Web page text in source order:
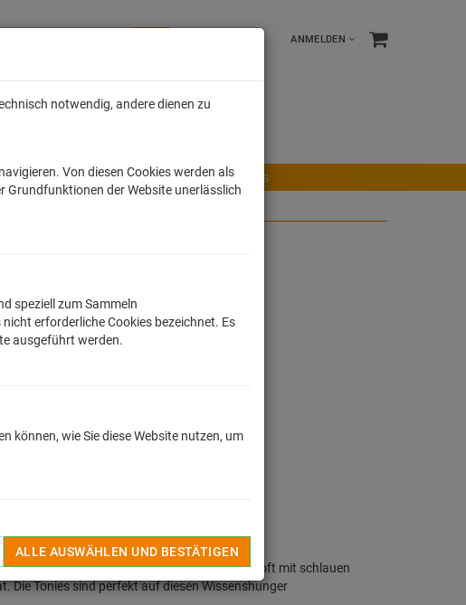
ANMELDEN
mit der Maus Ravensburger Spiele Tonies
Sonne schon brennt? Kinder verblüffen uns oft mit schlauen
Die Tonies sind perfekt auf diesen Wissenshunger
notwendig, andere dienen zu
Von diesen Cookies werden als
Grundfunktionen der Website unerlässlich
speziell zum Sammeln
erforderliche Cookies bezeichnet. Es
ausgeführt werden.
können, wie Sie diese Website nutzen, um
ALLE AUSWÄHLEN UND BESTÄTIGEN